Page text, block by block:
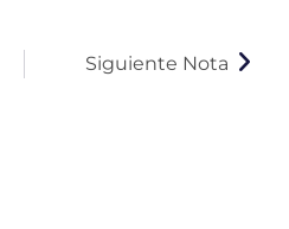
Siguiente Nota